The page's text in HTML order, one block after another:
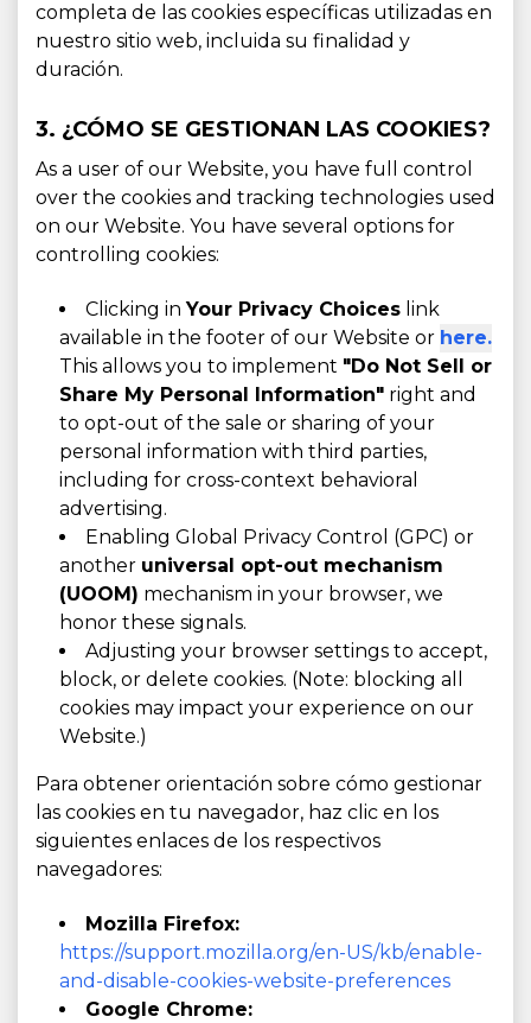
completa de las cookies específicas utilizadas en
nuestro sitio web, incluida su finalidad y
duración.
3. ¿CÓMO SE GESTIONAN LAS COOKIES?
As a user of our Website, you have full control
over the cookies and tracking technologies used
on our Website. You have several options for
controlling cookies:
Clicking inYour Privacy Choices link
available in the footer of our Website or here.
This allows you to implement "Do Not Sell or
Share My Personal Information" right and
to opt-out of the sale or sharing of your
personal information with third parties,
including for cross-context behavioral
advertising.
Enabling Global Privacy Control (GPC) or
another universal opt-out mechanism
(UOOM) mechanism in your browser, we
honor these signals.
Adjusting your browser settings to accept,
block, or delete cookies. (Note: blocking all
cookies may impact your experience on our
Website.)
Para obtener orientación sobre cómo gestionar
las cookies en tu navegador, haz clic en los
siguientes enlaces de los respectivos
navegadores:
Mozilla Firefox:
https://support.mozilla.org/en-US/kb/enable-
and-disable-cookies-website-preferences
Google Chrome: